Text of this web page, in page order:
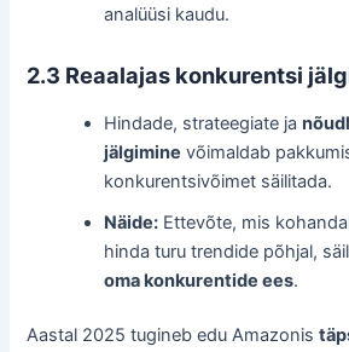
analüüsi kaudu.
2.3 Reaalajas konkurentsi
Hindade, strateegiate ja
jälgimine võimaldab
konkurentsivõimet säilitada.
Näide: Ettevõte, mis
hinda turu trendide põhjal,
oma konkurentide ees.
Aastal 2025 tugineb edu Amazonis